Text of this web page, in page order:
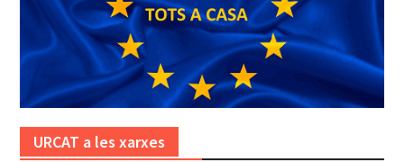
URCAT a les xarxes